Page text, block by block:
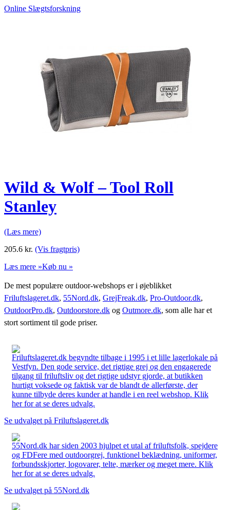
Online Slægtsforskning
Wild & Wolf – Tool Roll
Stanley
(Læs mere)
205.6 kr. (Vis fragtpris)
Læs mere »Køb nu »
De mest populære outdoor-webshops er i øjeblikket
Friluftslageret.dk, 55Nord.dk, GrejFreak.dk, Pro-Outdoor.dk,
OutdoorPro.dk, Outdoorstore.dk og Outmore.dk, som alle har et
stort sortiment til gode priser.
Friluftslageret.dk begyndte tilbage i 1995 i et lille lagerlokale på
Vestfyn. Den gode service, det rigtige grej og den engagerede
tilgang til friluftsliv og det rigtige udstyr gjorde, at butikken
hurtigt voksede og faktisk var de blandt de allerførste, der
kunne tilbyde deres kunder at handle i en reel webshop. Klik
her for at se deres udvalg.
Se udvalget på Friluftslageret.dk
55Nord.dk har siden 2003 hjulpet et utal af friluftsfolk, spejdere
og FDFere med outdoorgrej, funktionel beklædning, uniformer,
forbundsskjorter, logovarer, telte, mærker og meget mere. Klik
her for at se deres udvalg.
Se udvalget på 55Nord.dk